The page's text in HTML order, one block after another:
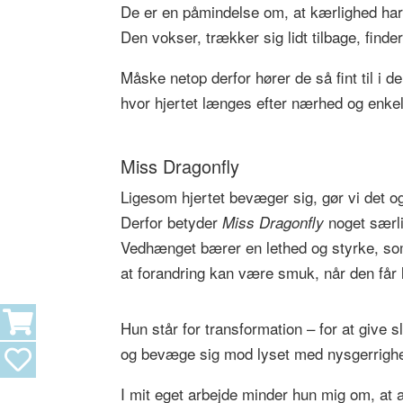
De er en påmindelse om, at kærlighed
Den vokser, trækker sig lidt tilbage,
Måske netop derfor hører de så fint til i
hvor hjertet længes efter nærhed og
Miss Dragonfly
Ligesom hjertet bevæger sig, gør vi det
Derfor betyderMiss Dragonfly noget
Vedhænget bærer en lethed og styrke,
at forandring kan være smuk, når den
Hun står for transformation – for at give
og bevæge sig mod lyset med
I mit eget arbejde minder hun mig om,